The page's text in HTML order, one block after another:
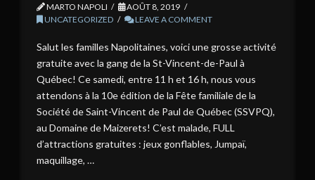
MARTO NAPOLI
AOÛT 8, 2019
UNCATEGORIZED
LEAVE A COMMENT
Salut les familles Napolitaines, voici une grosse activité
gratuite avec la gang de la St-Vincent-de-Paul à
Québec! Ce samedi, entre 11 h et 16 h, nous vous
attendons à la 10e édition de la Fête familiale de la
Société de Saint-Vincent de Paul de Québec (SSVPQ),
au Domaine de Maizerets! C’est malade, FULL
d’attractions gratuites : jeux gonflables, Jumpaï,
maquillage, …